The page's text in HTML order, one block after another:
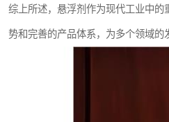
综上所述，悬浮剂作为现代工业中
势和完善的产品体系，为多个领域的